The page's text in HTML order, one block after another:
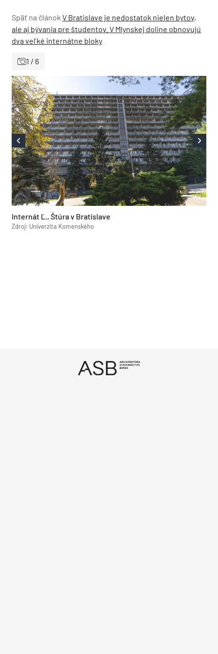
Späť na článok V Bratislave je nedostatok nielen bytov,
ale aj bývania pre študentov. V Mlynskej doline obnovujú
dva veľké internátne bloky
1 / 6
Internát Ľ., Štúra v Bratislave
Zdroj: Univerzita Komenského